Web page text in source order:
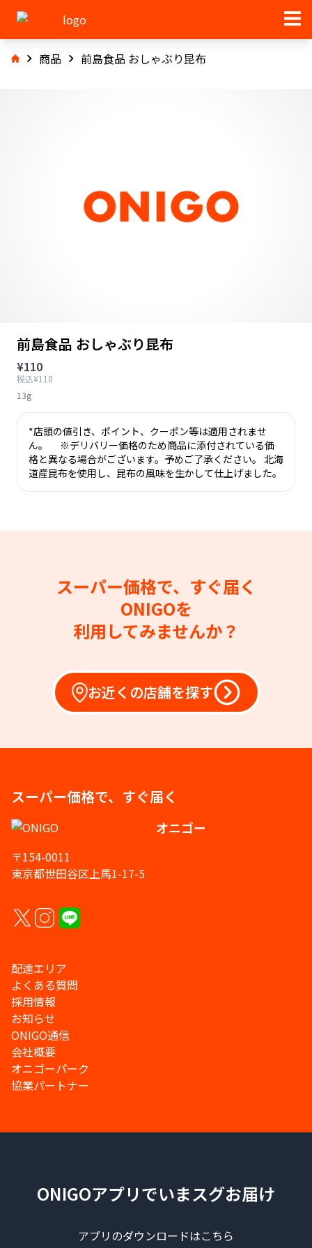
商品 前島食品 おしゃぶり昆布
前島食品 おしゃぶり昆布
¥110
税込¥118
13g
*店頭の値引き、ポイント、クーポン等は適用されませ
ん。 ※デリバリー価格のため商品に添付されている価
格と異なる場合がございます。予めご了承ください。 北海
道産昆布を使用し、昆布の風味を生かして仕上げました。
スーパー価格で、すぐ届く
ONIGOを
利用してみませんか？
お近くの店舗を探す
スーパー価格で、すぐ届く
オニゴー
〒154-0011
東京都世田谷区上馬1-17-5
配達エリア
よくある質問
採用情報
お知らせ
ONIGO通信
会社概要
オニゴーパーク
協業パートナー
ONIGOアプリでいまスグお届け
アプリのダウンロードはこちら